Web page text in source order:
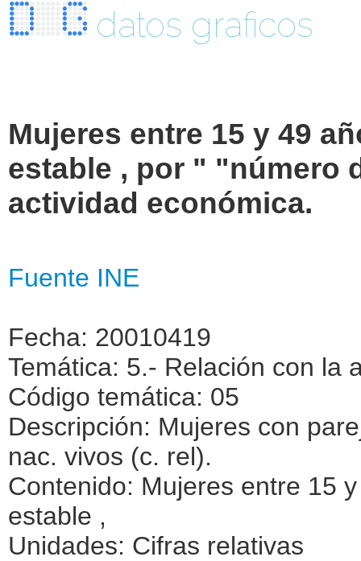
datos graficos
Mujeres entre 15 y 49
estable , por " "número
actividad económica.
Fuente INE
Fecha: 20010419
Temática: 5.- Relación con la
Código temática: 05
Descripción: Mujeres con
nac. vivos (c. rel).
Contenido: Mujeres entre 15
estable ,
Unidades: Cifras relativas